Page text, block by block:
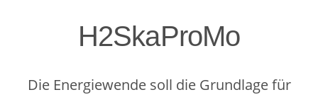
H2SkaProMo
Die Energiewende soll die Grundlage für